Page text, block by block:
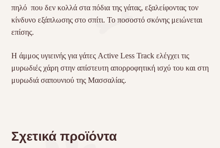
πηλό που δεν κολλά στα πόδια της γάτας, εξαλείφοντας τον
κίνδυνο εξάπλωσης στο σπίτι. Το ποσοστό σκόνης μειώνεται
επίσης.
Η άμμος υγιεινής για γάτες Active Less Track ελέγχει τις
μυρωδιές χάρη στην απίστευτη απορροφητική ισχύ του και στη
μυρωδιά σαπουνιού της Μασσαλίας.
Σχετικά προϊόντα